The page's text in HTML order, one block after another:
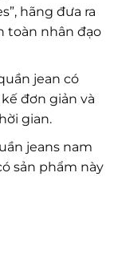
hãng đưa ra
toàn nhân đạo
jean có
đơn giản và
gian.
jeans nam
sản phẩm này